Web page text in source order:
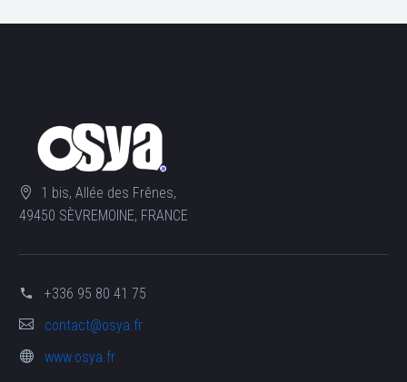
1 bis, Allée des Frênes,
49450 SÈVREMOINE, FRANCE
+336 95 80 41 75
contact@osya.fr
www.osya.fr